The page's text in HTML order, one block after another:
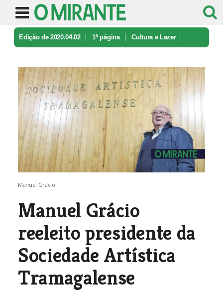
Edição de 2020.04.02 1ª página Cultura e Lazer
Manuel Grácio
Manuel Grácio
reeleito presidente da
Sociedade Artística
Tramagalense